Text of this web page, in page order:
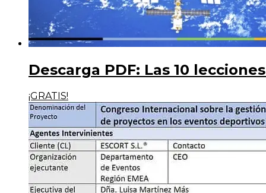
Descarga PDF: Las 10
¡GRATIS!